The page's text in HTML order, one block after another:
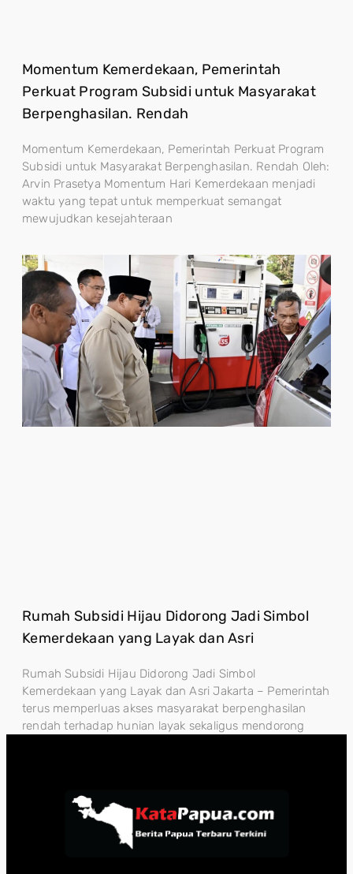
Momentum Kemerdekaan, Pemerintah
Perkuat Program Subsidi untuk Masyarakat
Berpenghasilan. Rendah
Momentum Kemerdekaan, Pemerintah Perkuat Program
Subsidi untuk Masyarakat Berpenghasilan. Rendah Oleh:
Arvin Prasetya Momentum Hari Kemerdekaan menjadi
waktu yang tepat untuk memperkuat semangat
mewujudkan kesejahteraan
Rumah Subsidi Hijau Didorong Jadi Simbol
Kemerdekaan yang Layak dan Asri
Rumah Subsidi Hijau Didorong Jadi Simbol
Kemerdekaan yang Layak dan Asri Jakarta – Pemerintah
terus memperluas akses masyarakat berpenghasilan
rendah terhadap hunian layak sekaligus mendorong